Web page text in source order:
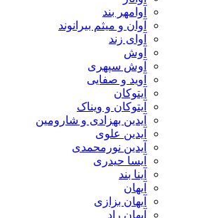
آوامهر بند
آوان و میثم بیرانوند
آوای زند
آوش
آوش سپهری
آوید و صفایی
آیتوکان
آیتوکان و ویناک
آیدین بهزادی و شارومین
آیدین علوی
آیدین نورمحمدی
آیسا حیدری
آینا بند
آیهان
آیهان بزازی
آیهان راد